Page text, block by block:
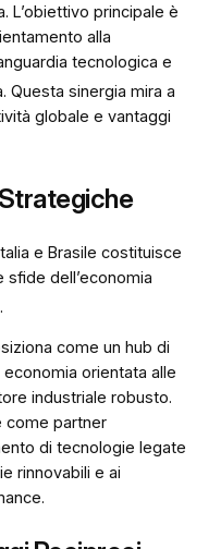
. L’obiettivo principale è
alla
tecnologica e
. Questa sinergia mira a
globale e vantaggi
e Brasile costituisce
dell’economia
.
come un hub di
orientata alle
industriale robusto.
come partner
di tecnologie legate
rinnovabili e ai